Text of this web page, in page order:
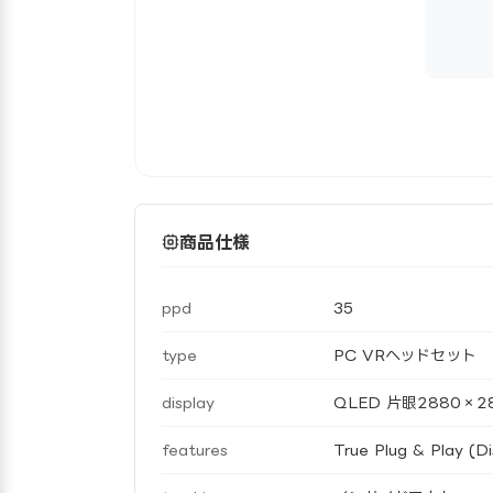
商品仕様
ppd 35
type PC VRヘッドセット
display QLED 片眼
features True Plug & Play